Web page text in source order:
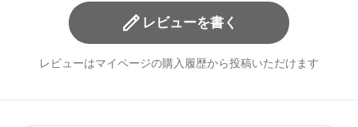
レビューを書く
レビューはマイページの購入履歴から投稿いただけます